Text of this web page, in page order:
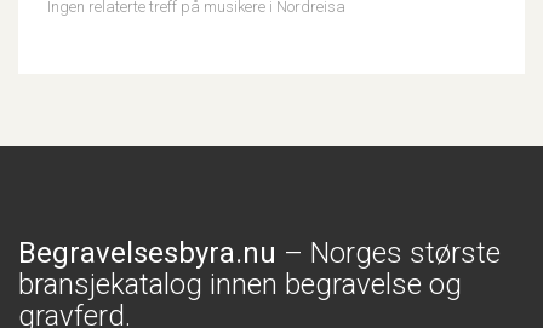
Ingen relaterte treff på musikere i Nordreisa
Begravelsesbyra.nu – Norges største
bransjekatalog innen begravelse og
gravferd.